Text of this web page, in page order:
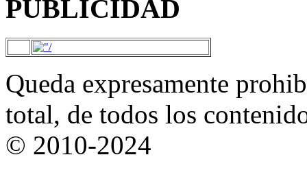
PUBLICIDAD
Queda expresamente
total, de todos los
© 2010-2024